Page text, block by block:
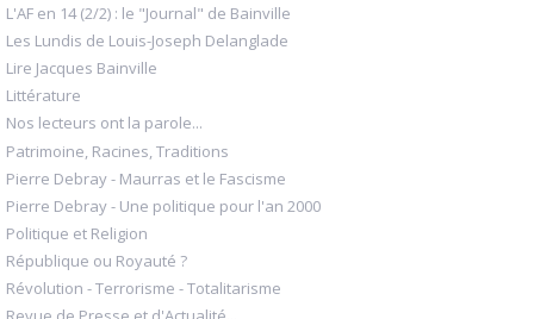
L'AF en 14 (2/2) : le "Journal" de Bainville
Les Lundis de Louis-Joseph Delanglade
Lire Jacques Bainville
Littérature
Nos lecteurs ont la parole...
Patrimoine, Racines, Traditions
Pierre Debray - Maurras et le Fascisme
Pierre Debray - Une politique pour l'an 2000
Politique et Religion
République ou Royauté ?
Révolution - Terrorisme - Totalitarisme